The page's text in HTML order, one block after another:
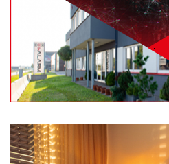
for: